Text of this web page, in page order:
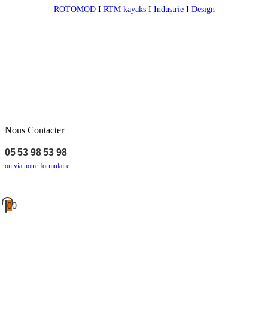
ROTOMODI RTM kayaksI IndustrieI Design
Nous Contacter
05 53 98 53 98
ou via notre formulaire
00